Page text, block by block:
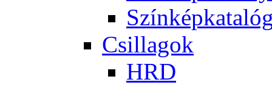
Csil­la­gok
HRD